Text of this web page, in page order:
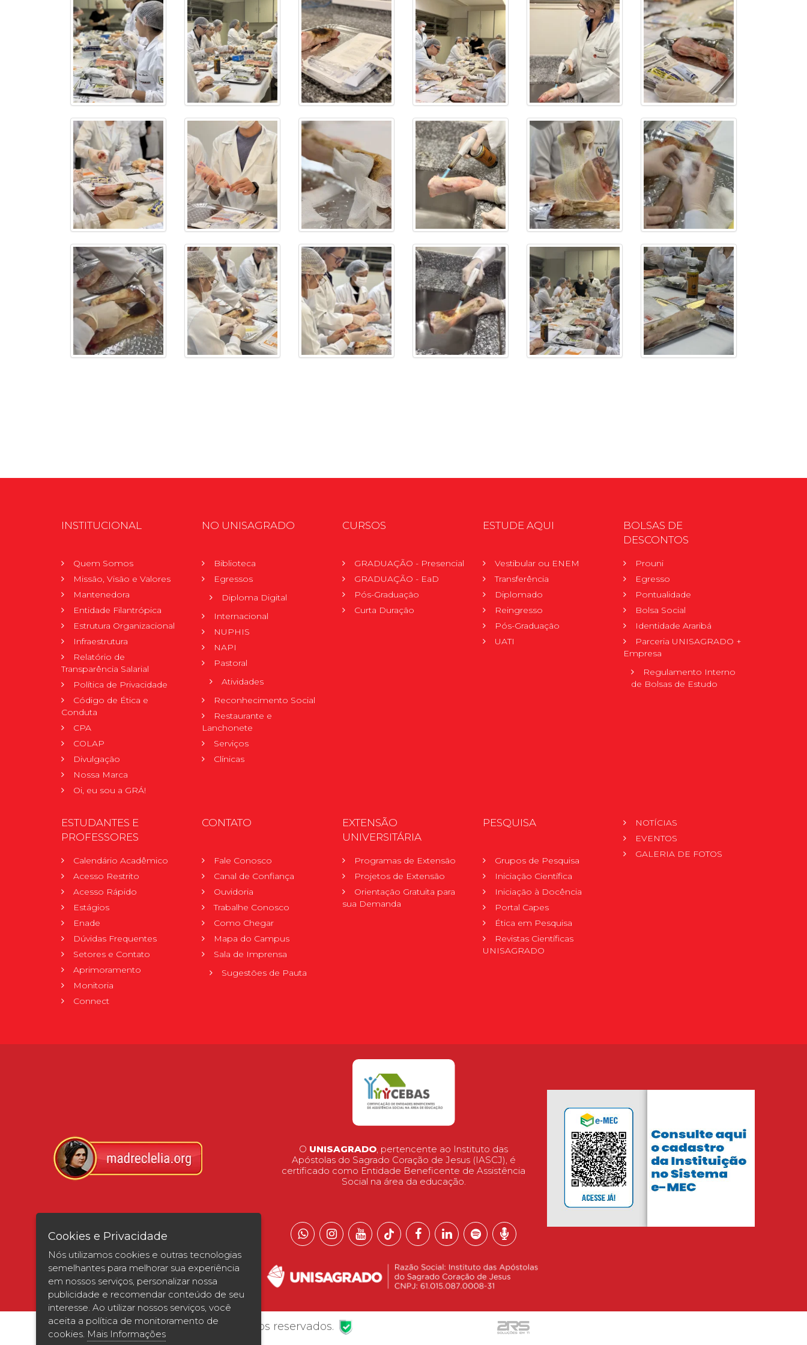
INSTITUCIONAL
Quem Somos
Missão, Visão e Valores
Mantenedora
Entidade Filantrópica
Estrutura Organizacional
Infraestrutura
Relatório de
Transparência Salarial
Política de Privacidade
Código de Ética e
Conduta
CPA
COLAP
Divulgação
Nossa Marca
Oi, eu sou a GRÁ!
NO UNISAGRADO
Biblioteca
Egressos
Diploma Digital
Internacional
NUPHIS
NAPI
Pastoral
Atividades
Reconhecimento Social
Restaurante e
Lanchonete
Serviços
Clínicas
CURSOS
GRADUAÇÃO - Presencial
GRADUAÇÃO - EaD
Pós-Graduação
Curta Duração
ESTUDE AQUI
Vestibular ou ENEM
Transferência
Diplomado
Reingresso
Pós-Graduação
UATI
BOLSAS DE
DESCONTOS
Prouni
Egresso
Pontualidade
Bolsa Social
Identidade Araribá
Parceria UNISAGRADO +
Empresa
Regulamento Interno
de Bolsas de Estudo
ESTUDANTES E
PROFESSORES
Calendário Acadêmico
Acesso Restrito
Acesso Rápido
Estágios
Enade
Dúvidas Frequentes
Setores e Contato
Aprimoramento
Monitoria
Connect
CONTATO
Fale Conosco
Canal de Confiança
Ouvidoria
Trabalhe Conosco
Como Chegar
Mapa do Campus
Sala de Imprensa
Sugestões de Pauta
EXTENSÃO
UNIVERSITÁRIA
Programas de Extensão
Projetos de Extensão
Orientação Gratuita para
sua Demanda
PESQUISA
Grupos de Pesquisa
Iniciação Científica
Iniciação à Docência
Portal Capes
Ética em Pesquisa
Revistas Científicas
UNISAGRADO
NOTÍCIAS
EVENTOS
GALERIA DE FOTOS
Verificada por
O UNISAGRADO, pertencente ao Instituto das
Apóstolas do Sagrado Coração de Jesus (IASCJ), é
certificado como Entidade Beneficente de Assistência
Social na área da educação.
© 2026 | UNISAGRADO. Todos os direitos reservados.
Cookies e Privacidade
Nós utilizamos cookies e outras tecnologias
semelhantes para melhorar sua experiência
em nossos serviços, personalizar nossa
publicidade e recomendar conteúdo de seu
interesse. Ao utilizar nossos serviços, você
aceita a política de monitoramento de
cookies. Mais Informações